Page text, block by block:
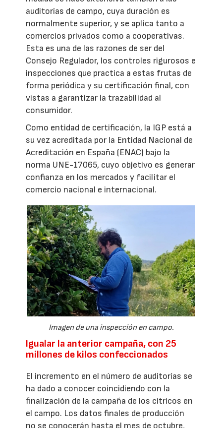
auditorías de campo, cuya duración es
normalmente superior, y se aplica tanto a
comercios privados como a cooperativas.
Esta es una de las razones de ser del
Consejo Regulador, los controles rigurosos e
inspecciones que practica a estas frutas de
forma periódica y su certificación final, con
vistas a garantizar la trazabilidad al
consumidor.
Como entidad de certificación, la IGP está a
su vez acreditada por la Entidad Nacional de
Acreditación en España (ENAC) bajo la
norma UNE-17065, cuyo objetivo es generar
confianza en los mercados y facilitar el
comercio nacional e internacional.
Imagen de una inspección en campo.
Igualar la anterior campaña, con 25
millones de kilos confeccionados
El incremento en el número de auditorías se
ha dado a conocer coincidiendo con la
finalización de la campaña de los cítricos en
el campo. Los datos finales de producción
no se conocerán hasta el mes de octubre,